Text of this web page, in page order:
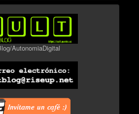
AutonomiaDigital